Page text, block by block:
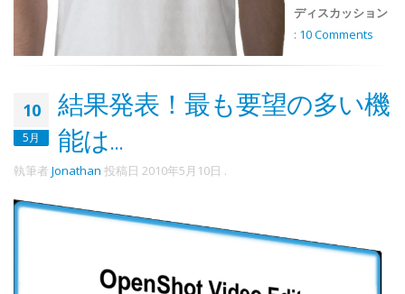
ディスカッション
: 10 Comments
10
5月
結果発表！最も要望の多い機
能は...
執筆者 Jonathan 投稿日 2010年5月10日 .